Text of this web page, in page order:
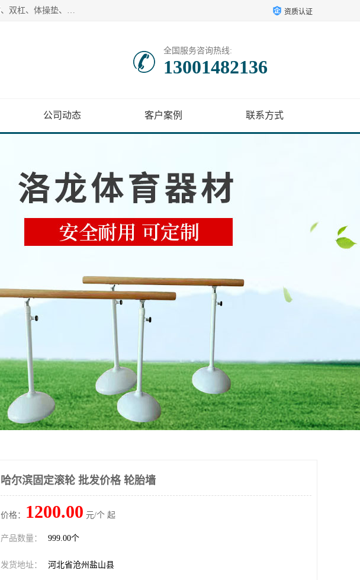
【1分钟前更新】盐山洛龙体育器材销售有限公司批量供应：300米障碍器材、400米障碍器材、部队训练器材、双杠、体操垫、舞蹈把杆等产品。盐山洛龙体育器材销售有限公司经过多年的发展，集研发，生产，销售，售后服务为一体. 奉行“质量，信誉，服务”的宗旨，以开拓创新的精神和真诚守信的态度积极进取。 资质认证
全国服务咨询热线:
13001482136
公司动态 客户案例 联系方式
哈尔滨固定滚轮 批发价格 轮胎墙
价格： 1200.00 元/个 起
产品数量： 999.00个
发货地址： 河北省沧州盐山县